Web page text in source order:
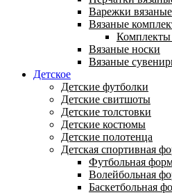
Варежки вязаные
Вязаные
Вязаные носки
Вязаные
Детское
Детские футболки
Детские свитшоты
Детские толстовки
Детские костюмы
Детские полотенца
Детская спортивная
Футбольная
Волейбольная
Баскетбольная